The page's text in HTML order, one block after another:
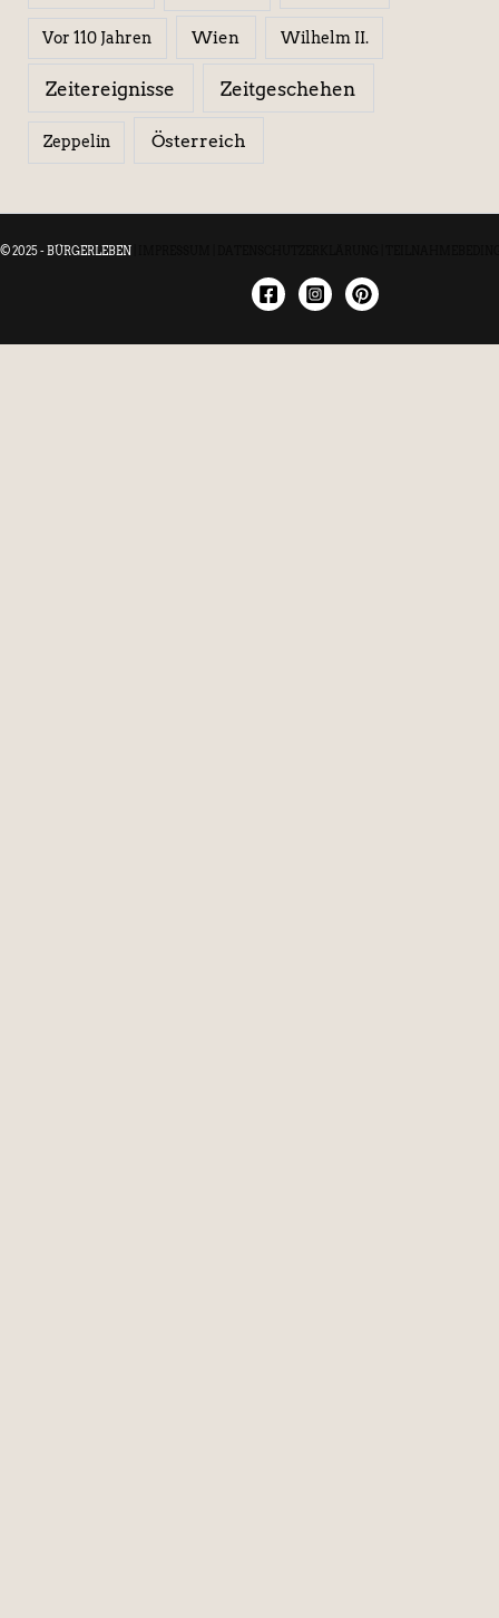
Vor 110 Jahren Wien Wilhelm II.
Zeitereignisse Zeitgeschehen
Zeppelin Österreich
© 2025 - BÜRGERLEBEN